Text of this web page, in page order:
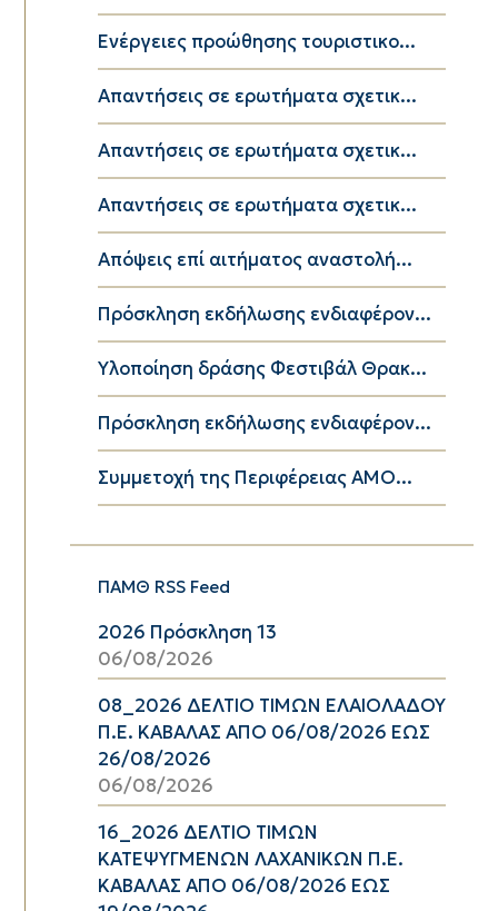
Ενέργειες προώθησης τουριστικο...
Απαντήσεις σε ερωτήματα σχετικ...
Απαντήσεις σε ερωτήματα σχετικ...
Απαντήσεις σε ερωτήματα σχετικ...
Απόψεις επί αιτήματος αναστολή...
Πρόσκληση εκδήλωσης ενδιαφέρον...
Yλοποίηση δράσης Φεστιβάλ Θρακ...
Πρόσκληση εκδήλωσης ενδιαφέρον...
Συμμετοχή της Περιφέρειας ΑΜΟ...
ΠΑΜΘ RSS Feed
2026 Πρόσκληση 13
06/08/2026
08_2026 ΔΕΛΤΙΟ ΤΙΜΩΝ ΕΛΑΙΟΛΑΔΟΥ
Π.Ε. ΚΑΒΑΛΑΣ ΑΠΟ 06/08/2026 ΕΩΣ
26/08/2026
06/08/2026
16_2026 ΔΕΛΤΙΟ ΤΙΜΩΝ
ΚΑΤΕΨΥΓΜΕΝΩΝ ΛΑΧΑΝΙΚΩΝ Π.Ε.
ΚΑΒΑΛΑΣ ΑΠΟ 06/08/2026 ΕΩΣ